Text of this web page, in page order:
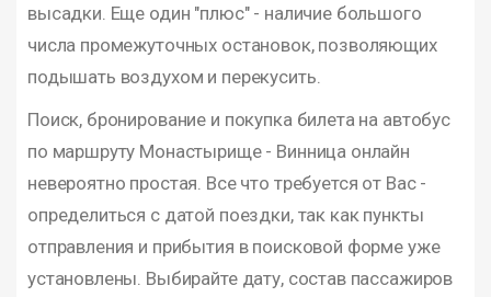
высадки. Еще один "плюс" - наличие большого
числа промежуточных остановок, позволяющих
подышать воздухом и перекусить.
Поиск, бронирование и покупка билета на автобус
по маршруту Монастырище - Винница онлайн
невероятно простая. Все что требуется от Вас -
определиться с датой поездки, так как пункты
отправления и прибытия в поисковой форме уже
установлены. Выбирайте дату, состав пассажиров